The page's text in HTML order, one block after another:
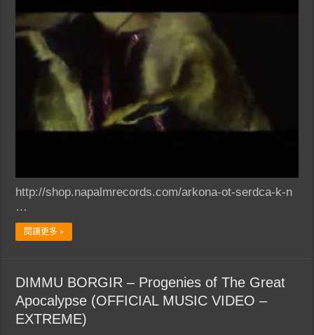
http://shop.napalmrecords.com/arkona-ot-serdca-k-n
…
閱讀更多 »
DIMMU BORGIR – Progenies of The Great
Apocalypse (OFFICIAL MUSIC VIDEO –
EXTREME)